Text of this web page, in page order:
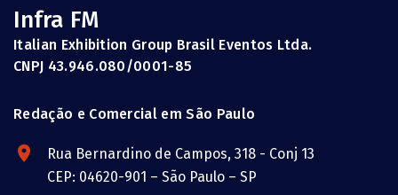
Infra FM
Italian Exhibition Group Brasil Eventos Ltda.
CNPJ 43.946.080/0001-85
Redação e Comercial em São Paulo
Rua Bernardino de Campos, 318 - Conj 13
CEP: 04620-901 – São Paulo – SP